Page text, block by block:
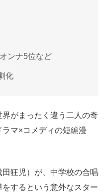
ンナ5位など
化
界がまったく違う二人の奇
マ×コメディの短編漫
狂児）が、中学校の合唱
するという意外なスター